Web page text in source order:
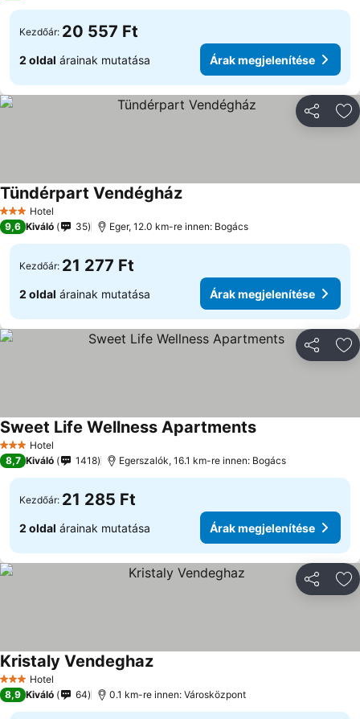
Kezdőár: 20 557 Ft
2 oldal árainak mutatása Árak megjelenítése
3 Kategória
Hotel
Tündérpart Vendégház
9,6 Kiváló 35 Eger, 12.0 km-re innen: Bogács
Kezdőár: 21 277 Ft
2 oldal árainak mutatása Árak megjelenítése
3 Kategória
Hotel
Sweet Life Wellness Apartments
8,7 Kiváló 1418 Egerszalók, 16.1 km-re innen: Bogács
Kezdőár: 21 285 Ft
2 oldal árainak mutatása Árak megjelenítése
3 Kategória
Hotel
Kristaly Vendeghaz
8,9 Kiváló 64 0.1 km-re innen: Városközpont